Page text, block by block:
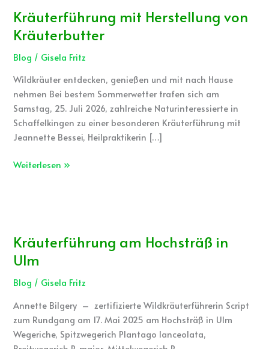
Kräuterführung mit Herstellung von
Kräuterbutter
Blog / Gisela Fritz
Wildkräuter entdecken, genießen und mit nach Hause
nehmen Bei bestem Sommerwetter trafen sich am
Samstag, 25. Juli 2026, zahlreiche Naturinteressierte in
Schaffelkingen zu einer besonderen Kräuterführung mit
Jeannette Bessei, Heilpraktikerin […]
Herstellung
von
Kräuterbutter
Weiterlesen »
Kräuterführung am Hochsträß in
Ulm
Blog / Gisela Fritz
Annette Bilgery – zertifizierte Wildkräuterführerin Script
zum Rundgang am 17. Mai 2025 am Hochsträß in Ulm
Wegeriche, Spitzwegerich Plantago lanceolata,
Hochsträß
in